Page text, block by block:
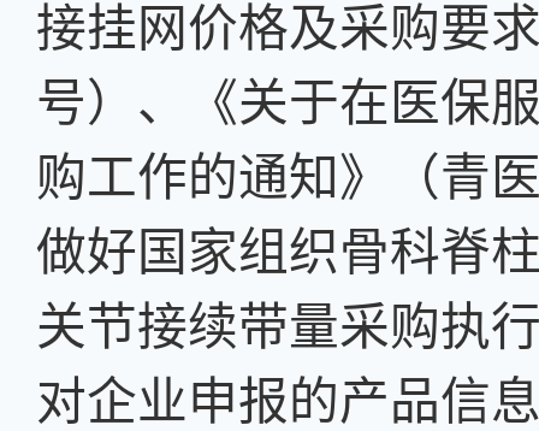
接挂网价格及采购要
号）、《关于在医保
购工作的通知》（青
做好国家组织骨科脊
关节接续带量采购执
对企业申报的产品信